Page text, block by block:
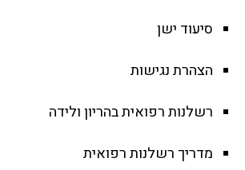
סיעוד ישן
הצהרת נגישות
רשלנות רפואית בהריון ולידה
מדריך רשלנות רפואית